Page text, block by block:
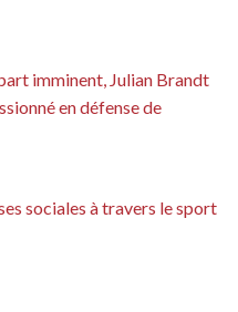
imminent, Julian Brandt
en défense de
sociales à travers le sport